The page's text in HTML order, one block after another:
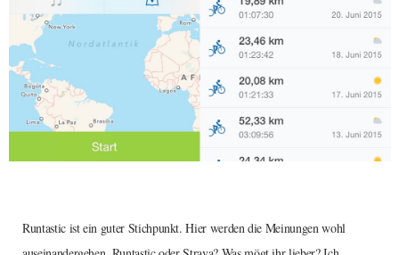
Runtastic ist ein guter Stichpunkt. Hier werden die Meinungen wohl